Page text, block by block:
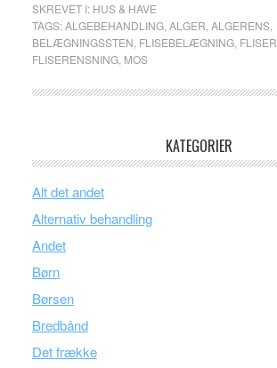
SKREVET I: HUS & HAVE
TAGS:ALGEBEHANDLING, ALGER ALGERENS,
BELÆGNINGSSTEN FLISEBELÆGNING, FLISER
FLISERENSNING, MOS
KATEGORIER
Alt det andet
Alternativ behandling
Andet
Børn
Børsen
Bredbånd
Det frække